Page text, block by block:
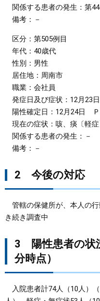
関係する患者の発生：第
備考：－
区分：第505例目
年代：40歳代
性別：男性
居住地：周南市
職業：会社員
発症日及び症状：12月23
陽性確定日：12月24日 Ｐ
現在の症状：咳、痰〔軽症
関係する患者の発生：－
備考：－
2 今後の対応
管轄の保健所が、本人の
き続き調査中
3 陽性患者の状
分時点）
入院患者計74人（10人）